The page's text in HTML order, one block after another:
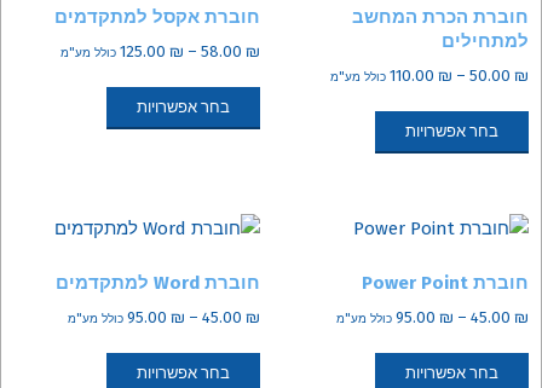
חוברת הכרת המחשב
למתחילים
50.00 ₪
–
110.00 ₪
טווח
עד
כולל מע"מ
בחר אפשרויות
למוצר
סוגים.
לבחור
את
האפשרויות
חוברת אקסל למתקדמים
58.00₪
–
125.00₪
טווח
עד
כולל מע"מ
בחר אפשרויות
למוצר
ניתן
את
האפשרויות
בעמוד
חוברת Power Point
45.00 ₪
–
95.00 ₪
טווח
כולל מע"מ
בחר אפשרויות
למוצר
חוברת Word למתקדמים
45.00₪
–
95.00₪
טווח
כולל מע"מ
בחר אפשרויות
למוצר